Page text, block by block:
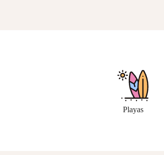
Playas